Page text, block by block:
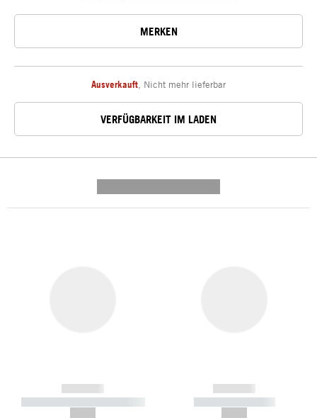
MERKEN
Ausverkauft Nicht mehr lieferbar
VERFÜGBARKEIT IM LADEN
------------
----------- ----------- -----------
------------
----------- -----------